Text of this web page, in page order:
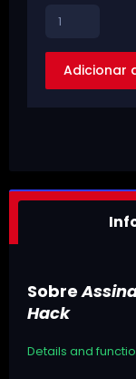
Adicionar
Sobre
Hack
Details and